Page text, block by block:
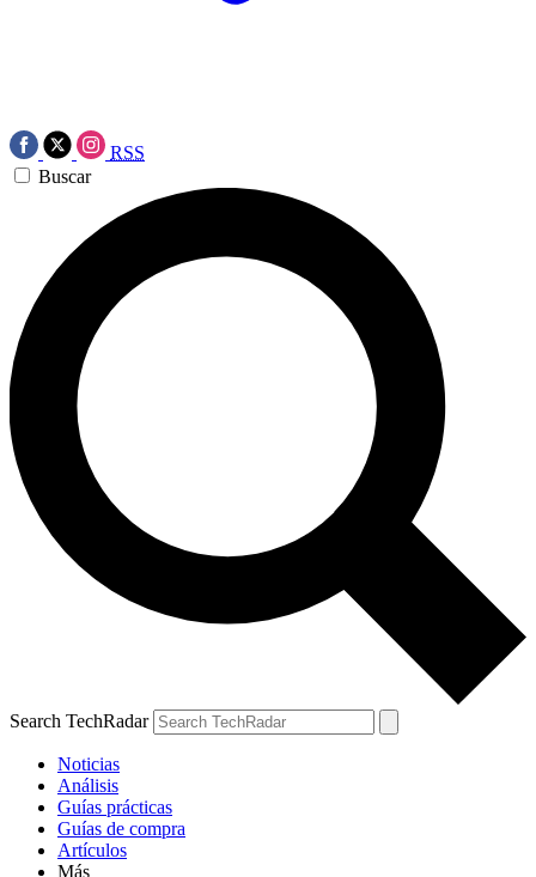
RSS
Buscar
Search TechRadar
Noticias
Análisis
Guías prácticas
Guías de compra
Artículos
Más